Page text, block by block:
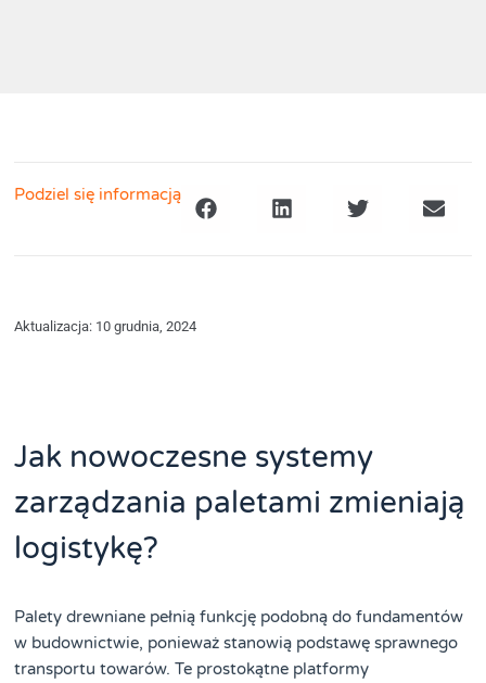
Podziel się informacją
Aktualizacja: 10 grudnia, 2024
Jak nowoczesne systemy
zarządzania paletami zmieniają
logistykę?
Palety drewniane pełnią funkcję podobną do fundamentów
w budownictwie, ponieważ stanowią podstawę sprawnego
transportu towarów. Te prostokątne platformy